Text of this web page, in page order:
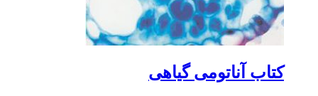
کتاب آناتومی گیاهی